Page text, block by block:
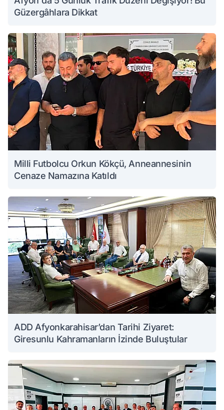
Güzergâhlara Dikkat
Milli Futbolcu Orkun Kökçü, Anneannesinin
Cenaze Namazına Katıldı
ADD Afyonkarahisar’dan Tarihi Ziyaret:
Giresunlu Kahramanların İzinde Buluştular